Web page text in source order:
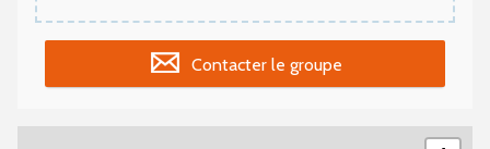
Contacter le groupe